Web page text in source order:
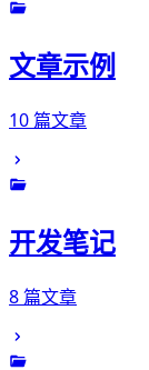
文章示例
10 篇文章
开发笔记
8 篇文章